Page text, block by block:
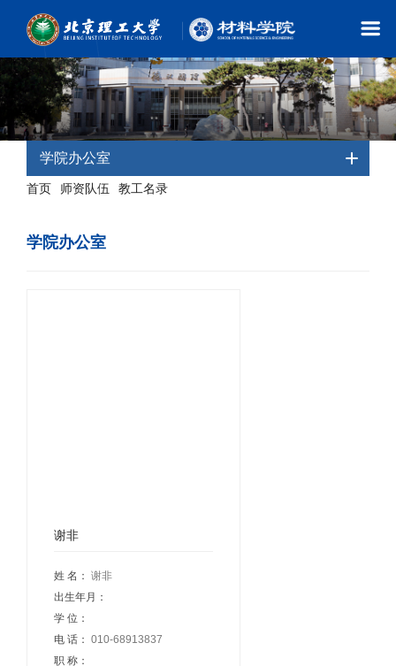
学院办公室
首页 师资队伍 教工名录
学院办公室
谢非
姓 名： 谢非
出生年月：
学 位：
电 话： 010-68913837
职 称：